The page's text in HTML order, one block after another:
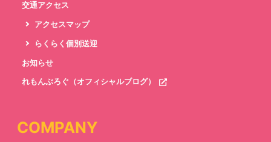
交通アクセス
アクセスマップ
らくらく個別送迎
お知らせ
れもんぶろぐ（オフィシャルブログ）
COMPANY